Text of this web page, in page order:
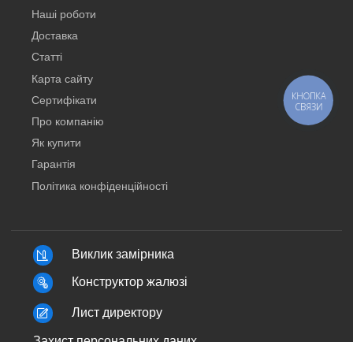
Наші роботи
Доставка
Статті
Карта сайту
Сертифікати
Про компанію
Як купити
Гарантія
Політика конфіденційності
Виклик замірника
Конструктор жалюзі
Лист директору
КНОПКА
СВЯЗИ